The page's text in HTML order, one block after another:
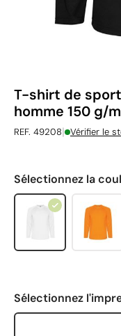
T-shirt de
homme 150 g/
REF. 49208| Vérifier le
Sélectionnez la
Sélectionnez